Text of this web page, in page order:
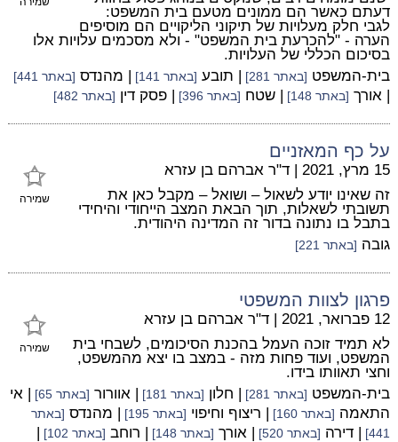
דעתם כאשר הם ממונים מטעם בית המשפט:
לגבי חלק מעלויות של תיקוני הליקויים הם מוסיפים
הערה - "להכרעת בית המשפט" - ולא מסכמים עלויות אלו
בסיכום הכללי של העלויות.
בית-המשפט [באתר 281] | תובע [באתר 141] | מהנדס [באתר 441]
| אורך [באתר 148] | שטח [באתר 396] | פסק דין [באתר 482]
על כף המאזניים
שמירה
15 מרץ, 2021 | ד"ר אברהם בן עזרא
זה שאינו יודע לשאול – ושואל – מקבל כאן את
תשובתי לשאלות, תוך הבאת המצב הייחודי והיחידי
בתבל בו נתונה בדור זה המדינה היהודית.
גובה [באתר 221]
פרגון לצוות המשפטי
שמירה
12 פברואר, 2021 | ד"ר אברהם בן עזרא
לא תמיד זוכה העמל בהכנת הסיכומים, לשבחי בית
המשפט, ועוד פחות מזה - במצב בו יצא מהמשפט,
וחצי תאוותו בידו.
בית-המשפט [באתר 281] | חלון [באתר 181] | אוורור [באתר 65]
| אי
התאמה [באתר 160] | ריצוף וחיפוי [באתר 195] | מהנדס [באתר
441]
| דירה [באתר 520] | אורך [באתר 148] | רוחב [באתר 102]
|